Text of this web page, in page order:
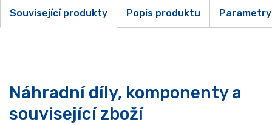
Související produkty Popis produktu Parametry
Náhradní díly, komponenty a
související zboží